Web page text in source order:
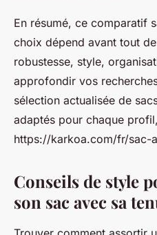
En résumé, ce comparatif
choix dépend avant tout
robustesse, style,
approfondir vos
sélection actualisée de
adaptés pour chaque
https://karkoa.com/fr/sac-
Conseils de style
son sac avec sa